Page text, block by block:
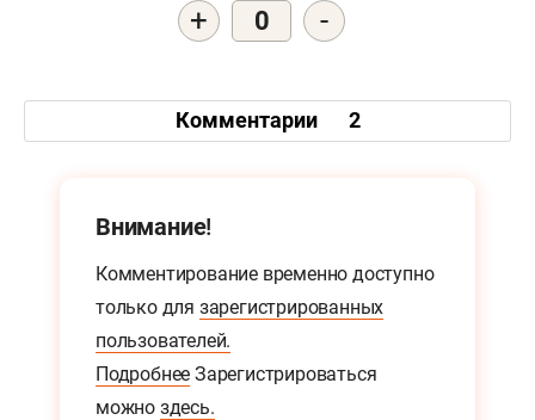
+ 0 -
Комментарии 2
Внимание!
Комментирование временно доступно
только для зарегистрированных
пользователей.
Подробнее Зарегистрироваться
можно здесь.